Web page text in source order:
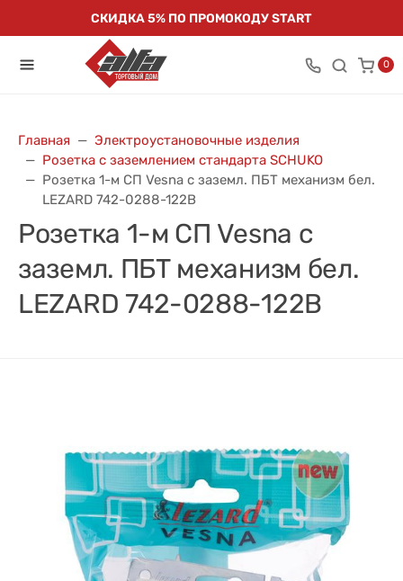
СКИДКА 5% ПО ПРОМОКОДУ START
0
Главная
Электроустановочные изделия
Розетка с заземлением стандарта SCHUKO
Розетка 1-м СП Vesna с заземл. ПБТ механизм бел.
LEZARD 742-0288-122B
Розетка 1-м СП Vesna с
заземл. ПБТ механизм бел.
LEZARD 742-0288-122B